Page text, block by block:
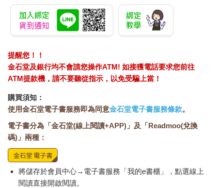
提醒您！！
金石堂及銀行均不會請您操作ATM! 如接獲電話要求您前往
ATM提款機，請不要聽從指示，以免受騙上當！
購買須知：
使用金石堂電子書服務即為同意金石堂電子書服務條款。
電子書分為「金石堂(線上閱讀+APP)」及「Readmoo(兌換
碼)」兩種：
將儲存於會員中心→電子書服務「我的e書櫃」，點選線上
閱讀直接開啟閱讀。